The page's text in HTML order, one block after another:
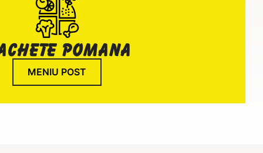
pomana
MENIU POST